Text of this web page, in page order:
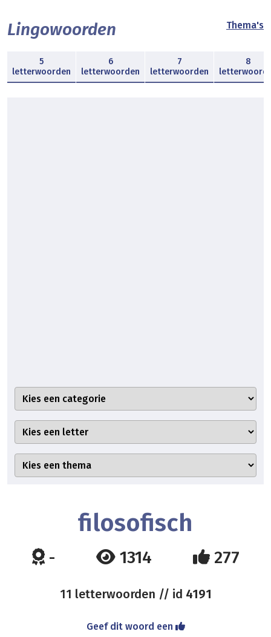
Lingowoorden Thema's
5
letterwoorden
6
letterwoorden
7
letterwoorden
8
filosofisch
- 1314 277
11 letterwoorden // id 4191
Geef dit woord een